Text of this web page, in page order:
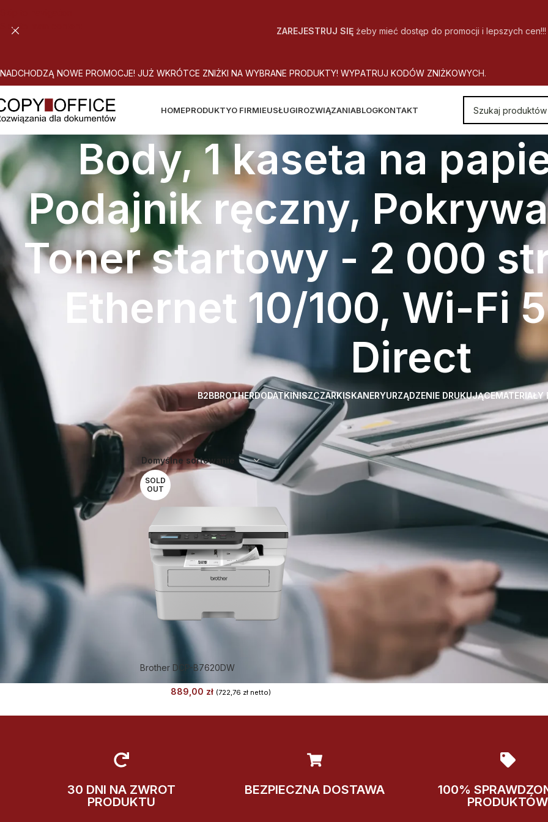
Skip to main content
ZAREJESTRUJ SIĘżeby mieć dostęp do promocji i lepszych cen!!!
NADCHODZĄ NOWE PROMOCJE! JUŻ WKRÓTCE ZNIŻKI NA WYBRANE PRODUKTY! WYPATRUJ KODÓW ZNIŻKOWYCH.
HOMEPRODUKTYO FIRMIEUSŁUGIROZWIĄZANIABLOGKONTAKT
Body, 1 kaseta na
Podajnik ręczny,
Toner startowy - 2 000
Ethernet 10/100, Wi-Fi
Direct
B2BBROTHERDODATKINISZCZARKISKANERYURZĄDZENIE DRUKUJĄCEMATERIAŁY
Strona główna Atrybut produktu: Cena urządzenia zawiera
Body, 1 kaseta na papier, Duplex, Podajnik ręczny, Pokrywa oryginałów, Toner startowy - 2 000
SOLD
OUT
Brother DCP-B7620DW
889,00 zł (722,76 złnetto)
30 DNI NA ZWROT
PRODUKTU
BEZPIECZNA DOSTAWA
100%
PRODUKTÓW